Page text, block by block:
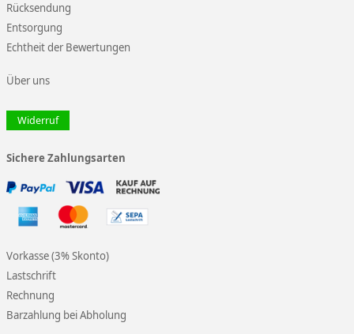
Rücksendung
Entsorgung
Echtheit der Bewertungen
Über uns
Widerruf
Sichere Zahlungsarten
Vorkasse (3% Skonto)
Lastschrift
Rechnung
Barzahlung bei Abholung